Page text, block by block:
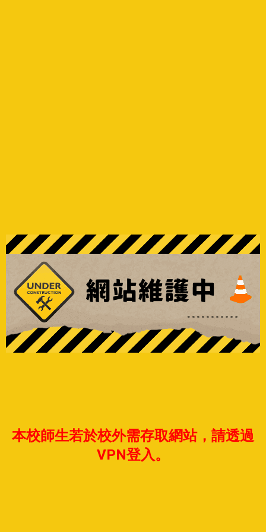
本校師生若於校外需存取網站，請透過
VPN登入。